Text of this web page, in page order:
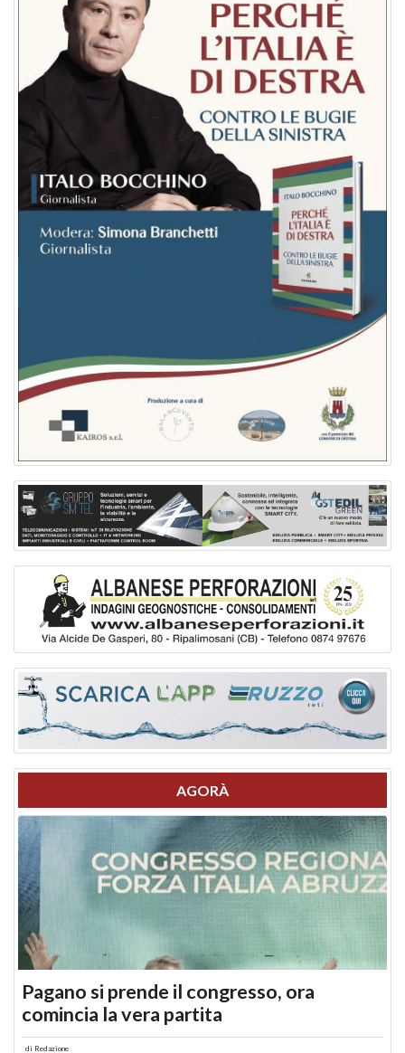
AGORÀ
Pagano si prende il congresso, ora
comincia la vera partita
di Redazione